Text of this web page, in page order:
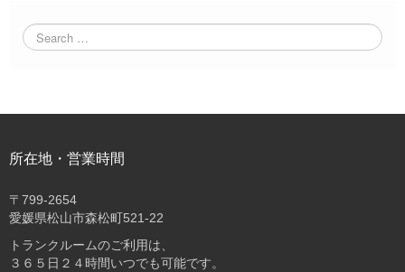
所在地・営業時間
〒 799-2654
愛媛県松山市森松町521-22
トランクルームのご利用は、
３６５日２４時間いつでも可能です。